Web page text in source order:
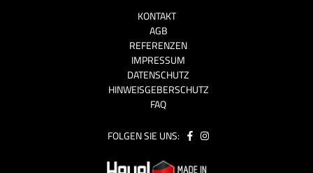
KONTAKT
AGB
REFERENZEN
IMPRESSUM
DATENSCHUTZ
HINWEISGEBERSCHUTZ
FAQ
FOLGEN SIE UNS: